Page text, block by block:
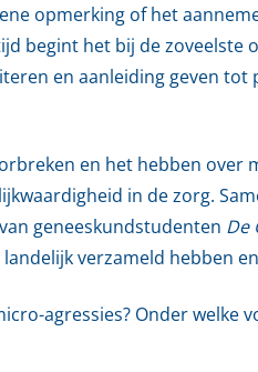
opmerking of het
begint het bij de zoveelste
en aanleiding geven tot
en het hebben over
in de zorg.
geneeskundstudenten De
verzameld hebben
agressies? Onder welke